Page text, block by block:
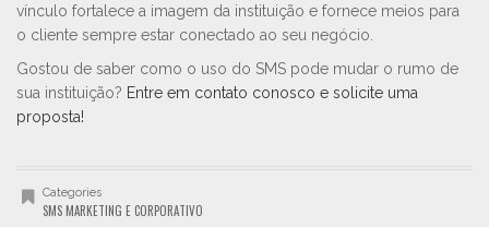
vínculo fortalece a imagem da instituição e fornece meios para
o cliente sempre estar conectado ao seu negócio.
Gostou de saber como o uso do SMS pode mudar o rumo de
sua instituição? Entre em contato conosco e solicite uma
proposta!
Categories
SMS MARKETING E CORPORATIVO